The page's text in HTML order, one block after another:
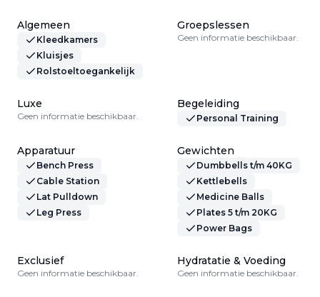
Algemeen
Kleedkamers
Kluisjes
Rolstoeltoegankelijk
Groepslessen
Geen informatie beschikbaar.
Luxe
Geen informatie beschikbaar.
Begeleiding
Personal Training
Apparatuur
Bench Press
Cable Station
Lat Pulldown
Leg Press
Gewichten
Dumbbells t/m 40KG
Kettlebells
Medicine Balls
Plates 5 t/m 20KG
Power Bags
Exclusief
Geen informatie beschikbaar.
Hydratatie & Voeding
Geen informatie beschikbaar.